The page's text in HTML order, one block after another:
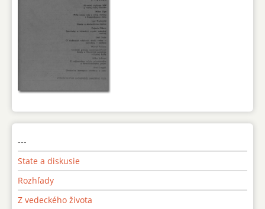
---
State a diskusie
Rozhľady
Z vedeckého života